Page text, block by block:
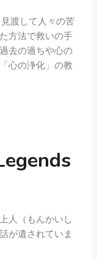
渡して人々の苦
方法で救いの手
去の過ちや心の
心の浄化」の教
人（もんかいし
が遺されていま